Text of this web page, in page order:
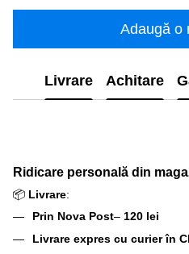
Adaugă o
Livrare Achitare
Ridicare personală din
📦 Livrare:
Prin Nova Post– 120 lei
Livrare expres cu curier în